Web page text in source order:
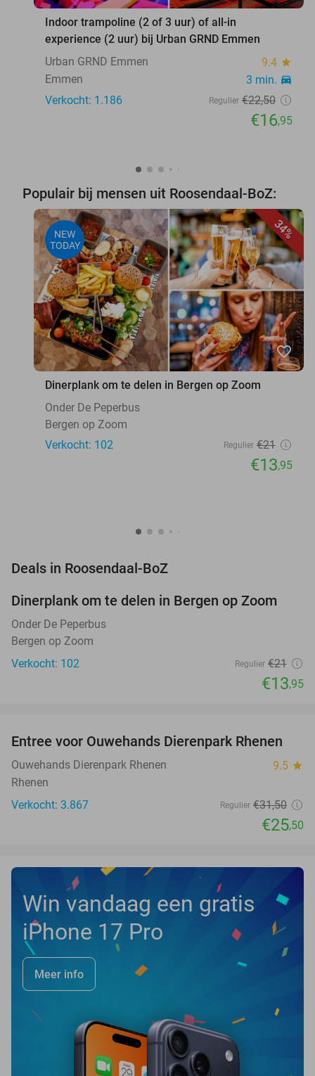
Indoor trampoline (2 of 3 uur) of all-in
experience (2 uur) bij Urban GRND Emmen
Urban GRND Emmen
9.4 star
Emmen 3 min. directions_car
Verkocht: 1.186 Regulier €22,50
€16,95
Populair bij mensen uit Roosendaal-BoZ:
34%
NEW
TODAY
favorite_border
Dinerplank om te delen in Bergen op Zoom
Onder De Peperbus
Bergen op Zoom
Verkocht: 102
Regulier €21
€13,95
Deals in Roosendaal-BoZ
34%
NEW
TODAY
Dinerplank om te delen in Bergen op Zoom
Onder De Peperbus
Bergen op Zoom
Verkocht: 102
Regulier €21
€13,95
19%
Entree voor Ouwehands Dierenpark Rhenen
Ouwehands Dierenpark Rhenen 9.5 star
Rhenen
Verkocht: 3.867
Regulier €31,50
€25,50
Win vandaag een gratis
iPhone 17 Pro
Meer info